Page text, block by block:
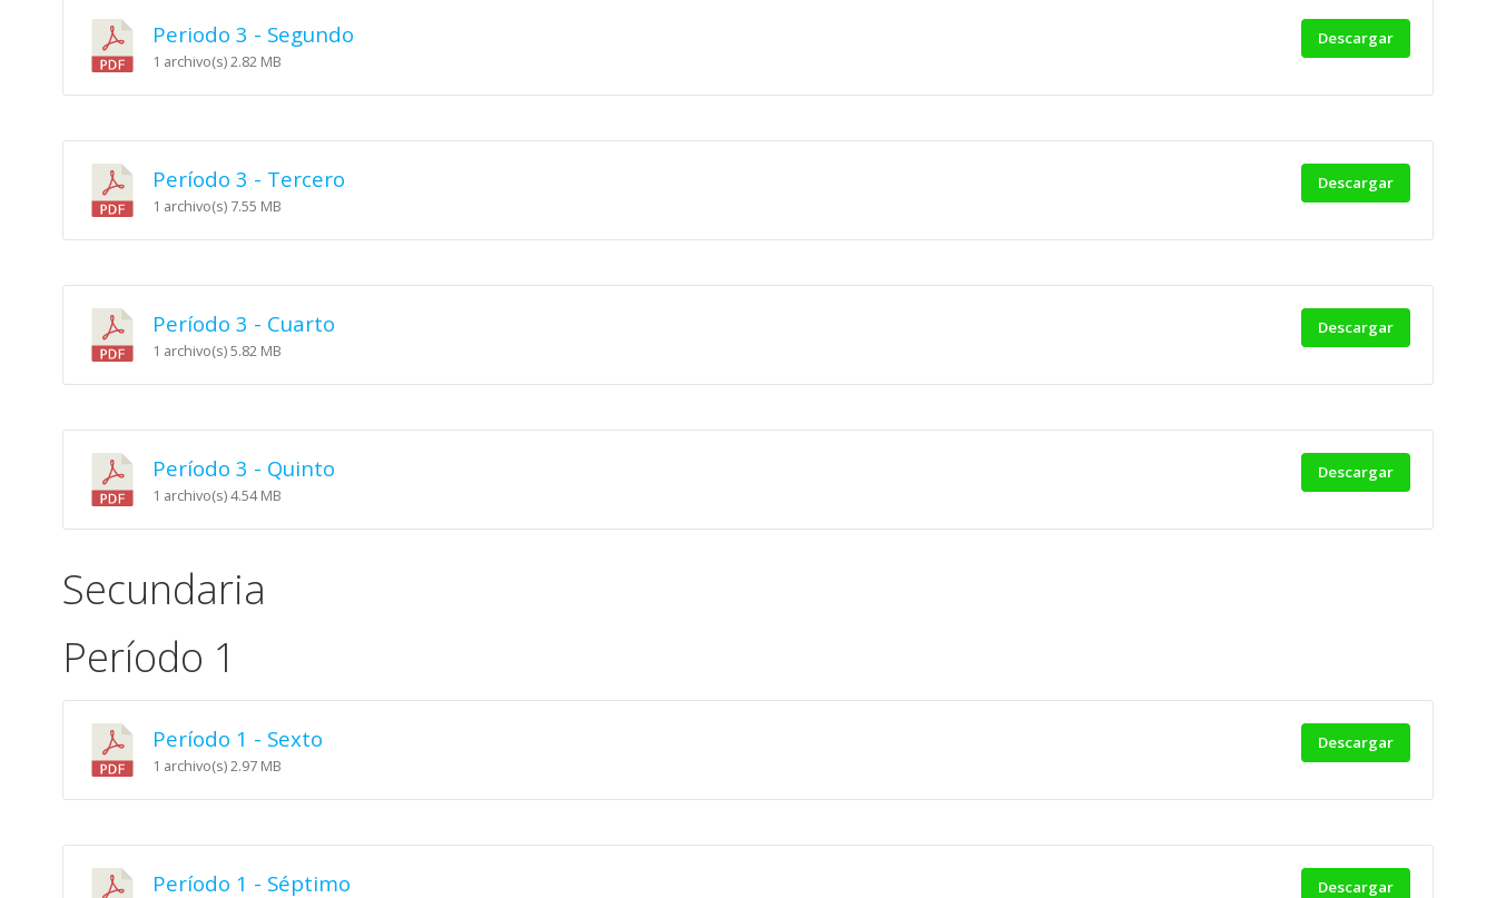
Periodo 3 - Segundo
1 archivo(s)2.82 MB
Descargar
Período 3 - Tercero
1 archivo(s) 7.55 MB
Descargar
Período 3 - Cuarto
1 archivo(s)5.82 MB
Descargar
Período 3 - Quinto
1 archivo(s)4.54 MB
Descargar
Secundaria
Período 1
Período 1 - Sexto
1 archivo(s)2.97 MB
Descargar
Período 1 - Séptimo Descargar